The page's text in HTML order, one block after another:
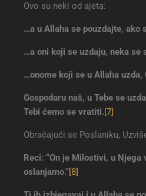
Ovo su neki od ajeta:
…a u Allaha se pouzdajte, ako
…a oni koji se uzdaju, neka se
…onome koji se u Allaha uzda,
Gospodaru naš, u Tebe se
Tebi ćemo se vratiti.[7]
Obraćajući se Poslaniku,
Reci: “On je Milostivi, u
oslanjamo.“[8]